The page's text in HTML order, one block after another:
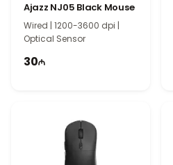
Ajazz NJ05 Black Mouse
Wired | 1200-3600 dpi |
Optical Sensor
30